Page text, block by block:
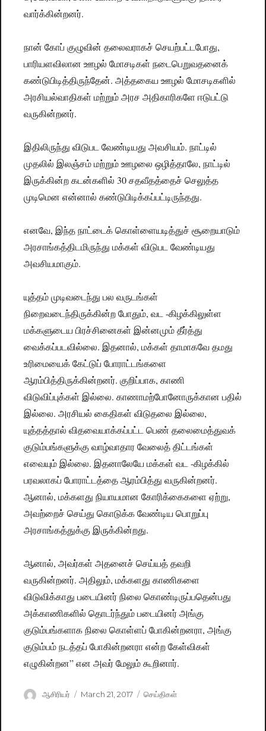
வார்க்கின்றனர்.
நான் கோப் குழுவின் தலைவராகச் செயற்பட்டபோது,
பாரியளவிலான ஊழல் மோசடிகள் நடைபெறுவதனைக்
கண்டுபிடித்திருந்தேன். அத்தகைய ஊழல் மோசடிகளில்
அரசியல்வாதிகள் மற்றும் அரச அதிகாரிகளே ஈடுபட்டு
வருகின்றனர்.
இதிலிருந்து விடுபட வேண்டியது அவசியம். நாட்டில்
முதலில் இலஞ்சம் மற்றும் ஊழலை ஒழித்தாலே, நாட்டில்
இருக்கின்ற கடன்களில் 30 சதவீதத்தைச் செலுத்த
முடிமென என்னால் கண்டுபிடிக்கப்பட்டிருந்தது.
எனவே, இந்த நாட்டைக் கொள்ளையடித்துச் சூறையாடும்
அரசாங்கத்திடமிருந்து மக்கள் விடுபட வேண்டியது
அவசியமாகும்.
யுத்தம் முடிவடைந்து பல வருடங்கள்
நிறைவடைந்திருக்கின்ற போதும், வட -கிழக்கிலுள்ள
மக்களுடைய பிரச்சினைகள் இன்னமும் தீர்த்து
வைக்கப்படவில்லை. இதனால், மக்கள் தாமாகவே தமது
உரிமையைக் கேட்டுப் போராட்டங்களை
ஆரம்பித்திருக்கின்றனர். குறிப்பாக, காணி
விடுவிப்புக்கள் இல்லை. காணாமற்போனோருக்கான பதில்
இல்லை. அரசியல் கைதிகள் விடுதலை இல்லை,
யுத்தத்தால் விதவையாக்கப்பட்ட பெண் தலைமைத்துவக்
குடும்பங்களுக்கு வாழ்வாதார வேலைத் திட்டங்கள்
எவையும் இல்லை. இதனாலேயே மக்கள் வட -கிழக்கில்
பரவலாகப் போராட்டத்தை ஆரம்பித்து வருகின்றனர்.
ஆனால், மக்களது நியாயமான கோரிக்கைகளை ஏற்று,
அவற்றைச் செய்து கொடுக்க வேண்டிய பொறுப்பு
அரசாங்கத்துக்கு இருக்கின்றது.
ஆனால், அவர்கள் அதனைச் செய்யத் தவறி
வருகின்றனர். அதிலும், மக்களது காணிகளை
விடுவிக்காது படையினர் நிலை கொண்டிருப்பதென்பது
அக்காணிகளில் தொடர்ந்தும் படையினர் அங்கு
குடும்பங்களாக நிலை கொள்ளப் போகின்றனரா, அங்கு
குடும்பம் நடத்தப் போகின்றனரா என்ற கேள்விகள்
எழுகின்றன” என அவர் மேலும் கூறினார்.
Author
ஆசிரியர்
Posted
March 21, 2017 Categories
செய்திகள்